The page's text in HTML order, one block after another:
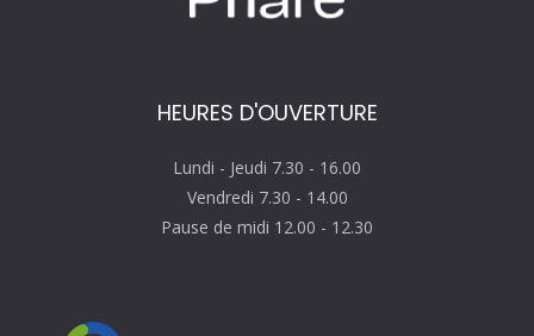
HEURES D'OUVERTURE
Lundi - Jeudi 7.30 - 16.00
Vendredi 7.30 - 14.00
Pause de midi 12.00 - 12.30